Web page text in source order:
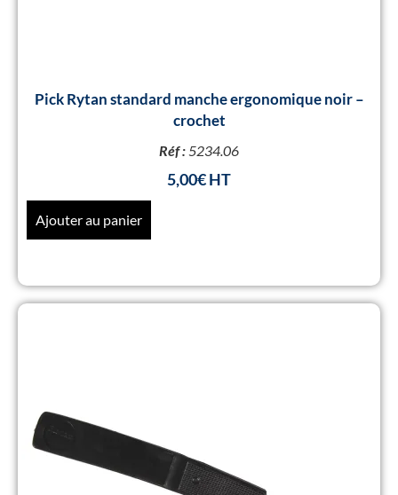
Pick Rytan standard manche ergonomique noir –
crochet
Réf :5234.06
5,00€
Ajouter au panier